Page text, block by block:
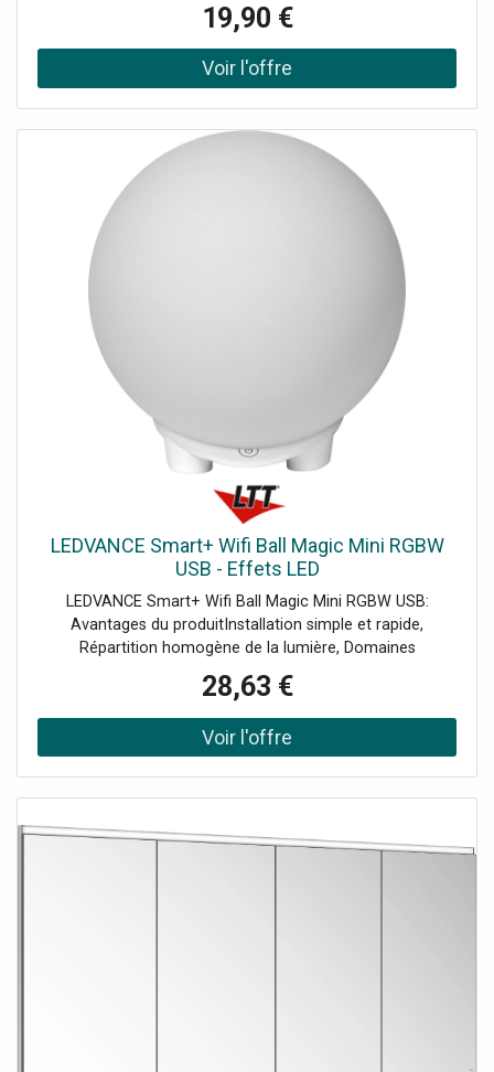
Interrupteur marche/arrêt sur l'appareil, Port USB: 2 x type
A, 2,1 A, Poids: 0,47 kg
19,90 €
LEDVANCE Smart+ Wifi Ball Magic Mini RGBW
USB - Effets LED
LEDVANCE Smart+ Wifi Ball Magic Mini RGBW USB:
Avantages du produitInstallation simple et rapide,
Répartition homogène de la lumière, Domaines
d'applicationApplications intérieures, Cuisine, salon,
chambre d'enfant ou bureau, Caractéristiques du
produitProtocole réseau: WiFi, Réglage de la température
de couleur et contrôle des couleurs RVB avec Smart
RVB, environ 16 millions de couleurs réglables, Connexion
USB, Intensité variable, Contrôlable avec l'application
28,63 €